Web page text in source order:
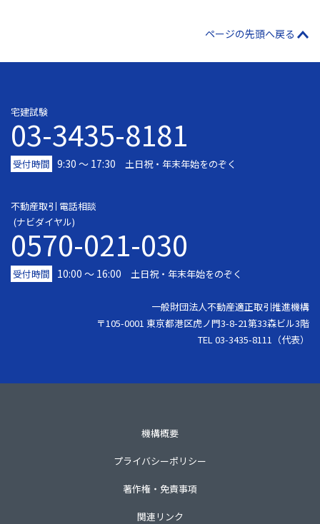
ページの先頭へ戻る
宅建試験
03-3435-8181
受付時間 9:30 〜 17:30 土日祝・年末年始をのぞく
不動産取引 電話相談
(ナビダイヤル)
0570-021-030
受付時間 10:00 ～ 16:00 土日祝・年末年始をのぞく
一般財団法人不動産適正取引推進機構
〒105-0001 東京都港区虎ノ門3-8-21第33森ビル3階
TEL 03-3435-8111（代表）
機構概要
プライバシーポリシー
著作権・免責事項
関連リンク